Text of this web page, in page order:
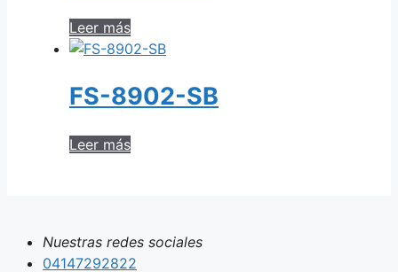
Leer más
FS-8902-SB
Leer más
Nuestras redes sociales
04147292822